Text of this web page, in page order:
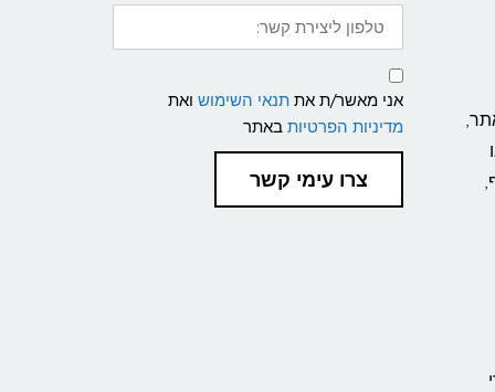
טלפון
ליצירת
קשר:
תנאי
שימוש
ומדיניות
פרטיות
אני מאשר/ת אתתנאי השימוש ואת
מדיניות הפרטיות באתר
צרו עימי קשר